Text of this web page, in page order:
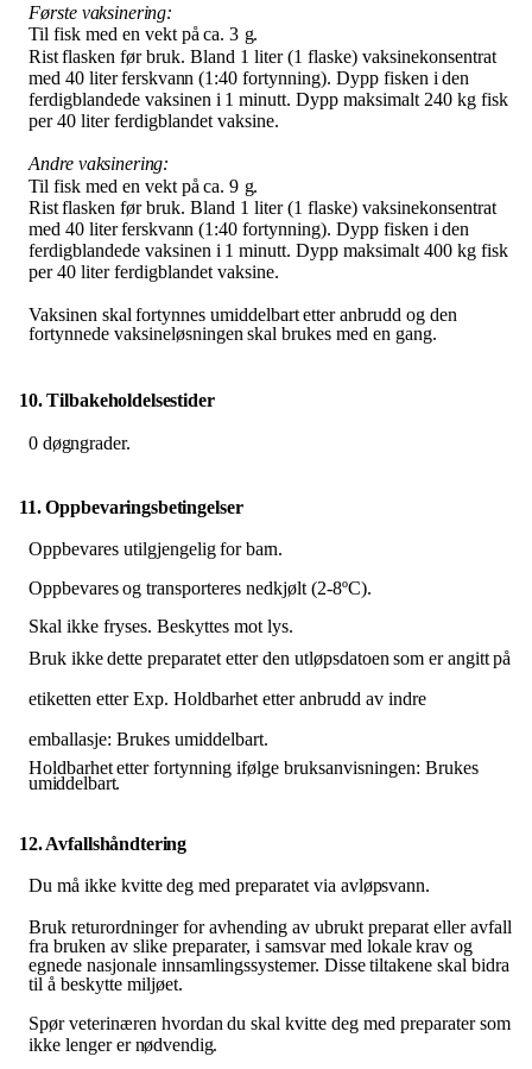
Første vaksinering:
Til fisk med en vekt på ca.3 g.
Rist flasken før bruk.Bland 1 liter (1 flaske) vaksinekonsentrat
med 40 literferskvann(1:40 fortynning). Dypp fisken i den
ferdigblandede vaksinen i 1 minutt.Dypp maksimalt 240 kg fisk
per 40 liter ferdigblandet vaksine.
Andre vaksinering:
Til fisk med en vekt på ca.9 g.
Rist flasken før bruk.Bland 1 liter (1 flaske) vaksinekonsentrat
med 40 literferskvann(1:40 fortynning). Dypp fisken i den
ferdigblandede vaksinen i 1 minutt.Dypp maksimalt 400 kg fisk
per 40 liter ferdigblandet vaksine.
Vaksinen skal fortynnes umiddelbart etter anbrudd og den
fortynnede vaksineløsningen skal brukes med en gang.
10. Tilbakeholdelsestider
0 døgngrader.
11. Oppbevaringsbetingelser
Oppbevares utilgjengelig for barn.
Oppbevares og transporteres nedkjølt (2-8ºC).
Skal ikke fryses. Beskyttes mot lys.
Bruk ikke dette preparatet etter den utløpsdatoen som er angitt på
etiketten etter Exp. Holdbarhet etter anbrudd av indre
emballasje: Brukes umiddelbart.
Holdbarhet etter fortynning ifølge bruksanvisningen: Brukes
umiddelbart.
12. Avfallshåndtering
Du må ikke kvitte deg med preparatet via avløpsvann.
Bruk returordninger for avhending av ubrukt preparat eller avfall
fra bruken av slike preparater, i samsvar med lokale krav og
egnede nasjonale innsamlingssystemer. Disse tiltakene skal bidra
til å beskytte miljøet.
Spør veterinæren hvordan du skal kvitte deg med preparater som
ikke lenger ernødvendig.